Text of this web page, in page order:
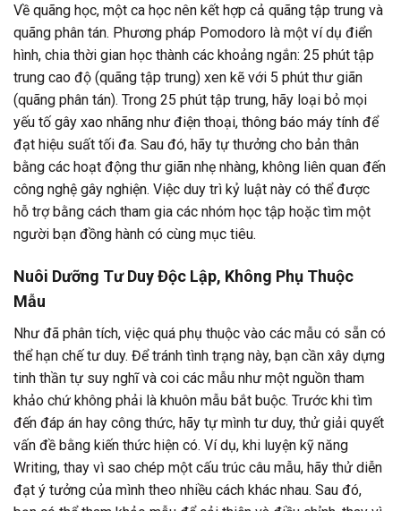
Về quãng học, một ca học nên kết hợp cả quãng tập trung và
quãng phân tán. Phương pháp Pomodoro là một ví dụ điển
hình, chia thời gian học thành các khoảng ngắn: 25 phút tập
trung cao độ (quãng tập trung) xen kẽ với 5 phút thư giãn
(quãng phân tán). Trong 25 phút tập trung, hãy loại bỏ mọi
yếu tố gây xao nhãng như điện thoại, thông báo máy tính để
đạt hiệu suất tối đa. Sau đó, hãy tự thưởng cho bản thân
bằng các hoạt động thư giãn nhẹ nhàng, không liên quan đến
công nghệ gây nghiện. Việc duy trì kỷ luật này có thể được
hỗ trợ bằng cách tham gia các nhóm học tập hoặc tìm một
người bạn đồng hành có cùng mục tiêu.
Nuôi Dưỡng Tư Duy Độc Lập, Không Phụ Thuộc
Mẫu
Như đã phân tích, việc quá phụ thuộc vào các mẫu có sẵn có
thể hạn chế tư duy. Để tránh tình trạng này, bạn cần xây dựng
tinh thần tự suy nghĩ và coi các mẫu như một nguồn tham
khảo chứ không phải là khuôn mẫu bắt buộc. Trước khi tìm
đến đáp án hay công thức, hãy tự mình tư duy, thử giải quyết
vấn đề bằng kiến thức hiện có. Ví dụ, khi luyện kỹ năng
Writing, thay vì sao chép một cấu trúc câu mẫu, hãy thử diễn
đạt ý tưởng của mình theo nhiều cách khác nhau. Sau đó,